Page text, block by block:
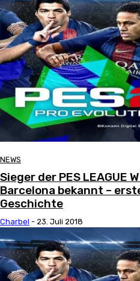
NEWS
Sieger der PES LEAGUE
Barcelona bekannt –
Geschichte
Charbel - 23. Juli 2018